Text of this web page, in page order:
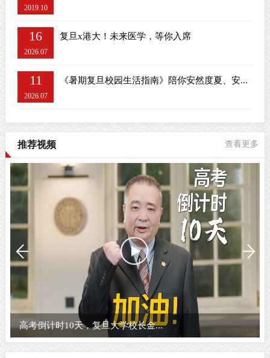
2019.10
16
2026.07
复旦x港大！未来医学，等你入席
11
2026.07
《暑期复旦校园生活指南》陪你安然度夏、安...
推荐视频 查看更多
高考倒计时10天，复旦大学校长金...